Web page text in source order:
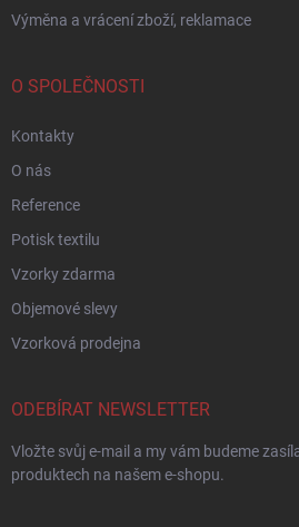
Výměna a vrácení zboží, reklamace
O SPOLEČNOSTI
Kontakty
O nás
Reference
Potisk textilu
Vzorky zdarma
Objemové slevy
Vzorková prodejna
ODEBÍRAT NEWSLETTER
Vložte svůj e-mail a my vám budeme
produktech na našem e-shopu.